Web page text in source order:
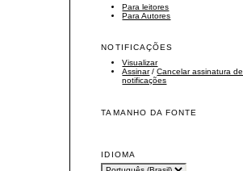
Para leitores
Para Autores
NOTIFICAÇÕES
Visualizar
Assinar/Cancelar assinatura de
notificações
TAMANHO DA FONTE
IDIOMA